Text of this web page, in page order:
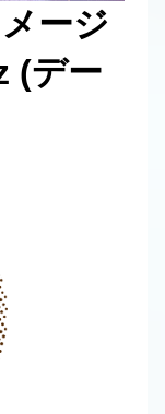
ージ
(デー